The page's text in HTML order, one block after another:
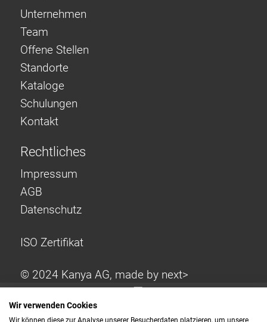
Unternehmen
Team
Offene Stellen
Standorte
Kataloge
Schulungen
Kontakt
Rechtliches
Impressum
AGB
Datenschutz
ISO Zertifikat
© 2024 Kanya AG, made by next>
Wir verwenden Cookies
Wir können diese zur Analyse unserer Besucherdaten platzieren, um unsere